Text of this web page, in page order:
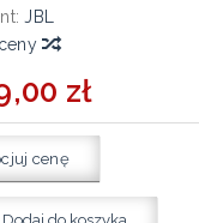
JBL
zł
cenę